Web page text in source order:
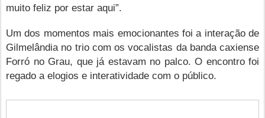
muito feliz por estar aqui”.
Um dos momentos mais emocionantes foi a interação de
Gilmelândia no trio com os vocalistas da banda caxiense
Forró no Grau, que já estavam no palco. O encontro foi
regado a elogios e interatividade com o público.